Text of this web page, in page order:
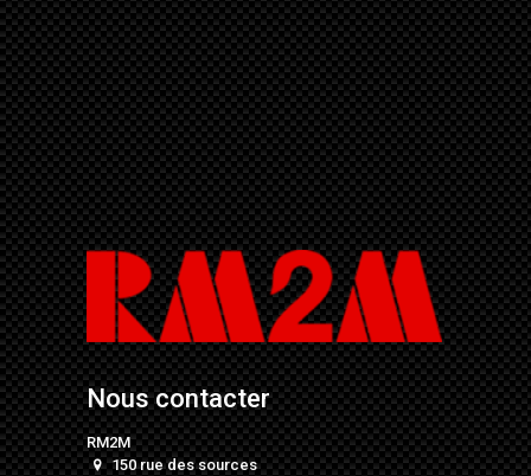
Nous contacter
RM2M
150 rue des sources